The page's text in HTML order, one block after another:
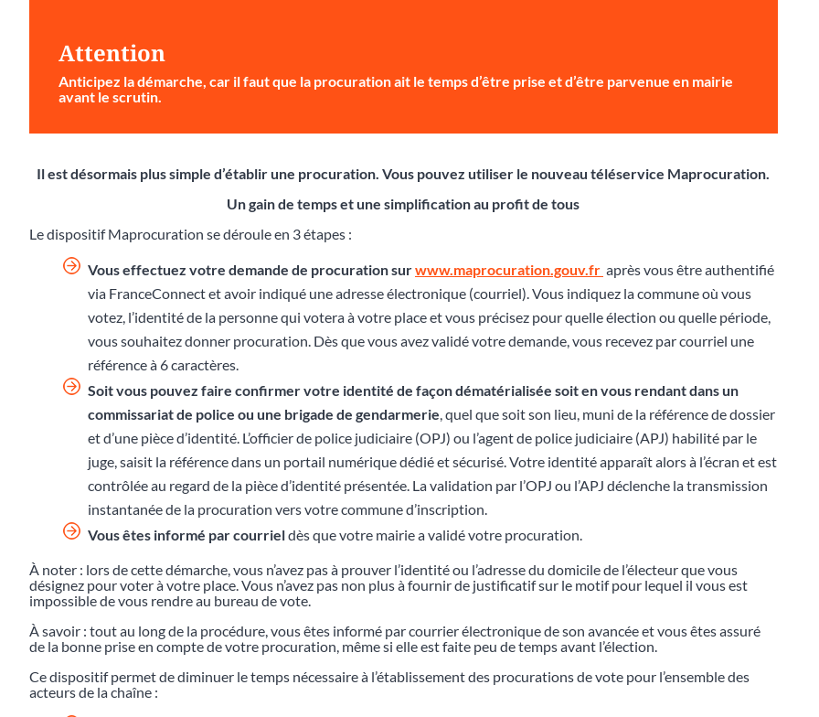
Attention
Anticipez la démarche, car il faut que la procuration ait le temps d’être prise et d’être parvenue en mairie
avant le scrutin.
Il est désormais plus simple d’établir une procuration. Vous pouvez utiliser le nouveau téléservice Maprocuration.
Un gain de temps et une simplification au profit de tous
Le dispositif Maprocuration se déroule en 3 étapes :
Vous effectuez votre demande de procuration surwww.maprocuration.gouv.fr après vous être authentifié
via FranceConnect et avoir indiqué une adresse électronique (courriel). Vous indiquez la commune où vous
votez, l’identité de la personne qui votera à votre place et vous précisez pour quelle élection ou quelle période,
vous souhaitez donner procuration. Dès que vous avez validé votre demande, vous recevez par courriel une
référence à 6 caractères.
Soit vous pouvez faire confirmer votre identité de façon dématérialisée soit en vous rendantdans un
commissariat de police ou une brigade de gendarmerie, quel que soit son lieu, muni de la référence de dossier
et d’une pièce d’identité. L’officier de police judiciaire (OPJ) ou l’agent de police judiciaire (APJ) habilité par le
juge, saisit la référence dans un portail numérique dédié et sécurisé. Votre identité apparaît alors à l’écran et est
contrôlée au regard de la pièce d’identité présentée. La validation par l’OPJ ou l’APJ déclenche la transmission
instantanée de la procuration vers votre commune d’inscription.
Vous êtes informé par courrieldès que votre mairie a validé votre procuration.
À noter : lors de cette démarche, vous n’avez pas à prouver l’identité ou l’adresse du domicile de l’électeur que vous
désignez pour voter à votre place. Vous n’avez pas non plus à fournir de justificatif sur le motif pour lequel il vous est
impossible de vous rendre au bureau de vote.
À savoir : tout au long de la procédure, vous êtes informé par courrier électronique de son avancée et vous êtes assuré
de la bonne prise en compte de votre procuration, même si elle est faite peu de temps avant l’élection.
Ce dispositif permet de diminuer le temps nécessaire à l’établissement des procurations de vote pour l’ensemble des
acteurs de la chaîne :